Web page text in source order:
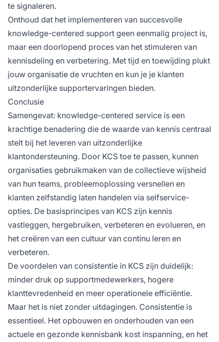
te signaleren.
Onthoud dat het implementeren van succesvolle
knowledge-centered support geen eenmalig project is,
maar een doorlopend proces van het stimuleren van
kennisdeling en verbetering. Met tijd en toewijding plukt
jouw organisatie de vruchten en kun je je klanten
uitzonderlijke supportervaringen bieden.
Conclusie
Samengevat: knowledge-centered service is een
krachtige benadering die de waarde van kennis centraal
stelt bij het leveren van uitzonderlijke
klantondersteuning. Door KCS toe te passen, kunnen
organisaties gebruikmaken van de collectieve wijsheid
van hun teams, probleemoplossing versnellen en
klanten zelfstandig laten handelen via selfservice-
opties. De basisprincipes van KCS zijn kennis
vastleggen, hergebruiken, verbeteren en evolueren, en
het creëren van een cultuur van continu leren en
verbeteren.
De voordelen van consistentie in KCS zijn duidelijk:
minder druk op supportmedewerkers, hogere
klanttevredenheid en meer operationele efficiëntie.
Maar het is niet zonder uitdagingen. Consistentie is
essentieel. Het opbouwen en onderhouden van een
actuele en gezonde kennisbank kost inspanning, en het